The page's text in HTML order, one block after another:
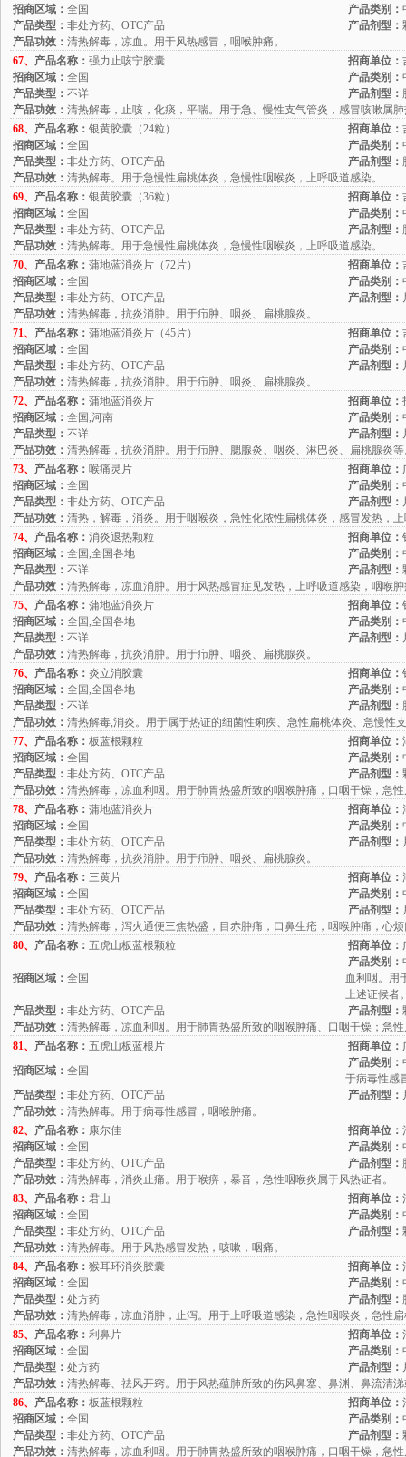
招商区域： 全国 产品类别：
产品类型： 非处方药、OTC产品 产品剂型：
产品功效： 清热解毒，凉血。用于风热感冒，咽喉肿痛。
67、 产品名称： 强力止咳宁胶囊 招商单位：
招商区域： 全国 产品类别：
产品类型： 不详 产品剂型：
产品功效： 清热解毒，止咳，化痰，平喘。用于急、慢性支气管炎，感冒咳嗽属
68、 产品名称： 银黄胶囊（24粒） 招商单位：
招商区域： 全国 产品类别：
产品类型： 非处方药、OTC产品 产品剂型：
产品功效： 清热解毒。用于急慢性扁桃体炎，急慢性咽喉炎，上呼吸道感染。
69、 产品名称： 银黄胶囊（36粒） 招商单位：
招商区域： 全国 产品类别：
产品类型： 非处方药、OTC产品 产品剂型：
产品功效： 清热解毒。用于急慢性扁桃体炎，急慢性咽喉炎，上呼吸道感染。
70、 产品名称： 蒲地蓝消炎片（72片） 招商单位：
招商区域： 全国 产品类别：
产品类型： 非处方药、OTC产品 产品剂型：
产品功效： 清热解毒，抗炎消肿。用于疖肿、咽炎、扁桃腺炎。
71、 产品名称： 蒲地蓝消炎片（45片） 招商单位：
招商区域： 全国 产品类别：
产品类型： 非处方药、OTC产品 产品剂型：
产品功效： 清热解毒，抗炎消肿。用于疖肿、咽炎、扁桃腺炎。
72、 产品名称： 蒲地蓝消炎片 招商单位：
招商区域： 全国,河南 产品类别：
产品类型： 不详 产品剂型：
产品功效： 清热解毒，抗炎消肿。用于疖肿、腮腺炎、咽炎、淋巴炎、扁桃腺炎
73、 产品名称： 喉痛灵片 招商单位：
招商区域： 全国 产品类别：
产品类型： 非处方药、OTC产品 产品剂型：
产品功效： 清热，解毒，消炎。用于咽喉炎，急性化脓性扁桃体炎，感冒发热，
74、 产品名称： 消炎退热颗粒 招商单位：
招商区域： 全国,全国各地 产品类别：
产品类型： 不详 产品剂型：
产品功效： 清热解毒，凉血消肿。用于风热感冒症见发热，上呼吸道感染，咽喉
75、 产品名称： 蒲地蓝消炎片 招商单位：
招商区域： 全国,全国各地 产品类别：
产品类型： 不详 产品剂型：
产品功效： 清热解毒，抗炎消肿。用于疖肿、咽炎、扁桃腺炎。
76、 产品名称： 炎立消胶囊 招商单位：
招商区域： 全国,全国各地 产品类别：
产品类型： 不详 产品剂型：
产品功效： 清热解毒,消炎。用于属于热证的细菌性痢疾、急性扁桃体炎、急慢性
77、 产品名称： 板蓝根颗粒 招商单位：
招商区域： 全国 产品类别：
产品类型： 非处方药、OTC产品 产品剂型：
产品功效： 清热解毒，凉血利咽。用于肺胃热盛所致的咽喉肿痛，口咽干燥，急
78、 产品名称： 蒲地蓝消炎片 招商单位：
招商区域： 全国 产品类别：
产品类型： 非处方药、OTC产品 产品剂型：
产品功效： 清热解毒，抗炎消肿。用于疖肿、咽炎、扁桃腺炎。
79、 产品名称： 三黄片 招商单位：
招商区域： 全国 产品类别：
产品类型： 非处方药、OTC产品 产品剂型：
产品功效： 清热解毒，泻火通便三焦热盛，目赤肿痛，口鼻生疮，咽喉肿痛，心
80、 产品名称： 五虎山板蓝根颗粒 招商单位：
招商区域： 全国
产品类别：
血利咽。用
上述证候者
产品类型： 非处方药、OTC产品 产品剂型：
产品功效： 清热解毒，凉血利咽。用于肺胃热盛所致的咽喉肿痛、口咽干燥；急
81、 产品名称： 五虎山板蓝根片 招商单位：
招商区域： 全国
产品类别：
于病毒性感
产品类型： 非处方药、OTC产品 产品剂型：
产品功效： 清热解毒。用于病毒性感冒，咽喉肿痛。
82、 产品名称： 康尔佳 招商单位：
招商区域： 全国 产品类别：
产品类型： 非处方药、OTC产品 产品剂型：
产品功效： 清热解毒，消炎止痛。用于喉痹，暴音，急性咽喉炎属于风热证者。
83、 产品名称： 君山 招商单位：
招商区域： 全国 产品类别：
产品类型： 非处方药、OTC产品 产品剂型：
产品功效： 清热解毒。用于风热感冒发热，咳嗽，咽痛。
84、 产品名称： 猴耳环消炎胶囊 招商单位：
招商区域： 全国 产品类别：
产品类型： 处方药 产品剂型：
产品功效： 清热解毒，凉血消肿，止泻。用于上呼吸道感染，急性咽喉炎，急性
85、 产品名称： 利鼻片 招商单位：
招商区域： 全国 产品类别：
产品类型： 处方药 产品剂型：
产品功效： 清热解毒、祛风开窍。用于风热蕴肺所致的伤风鼻塞、鼻渊、鼻流清
86、 产品名称： 板蓝根颗粒 招商单位：
招商区域： 全国 产品类别：
产品类型： 非处方药、OTC产品 产品剂型：
产品功效： 清热解毒，凉血利咽。用于肺胃热盛所致的咽喉肿痛，口咽干燥，急